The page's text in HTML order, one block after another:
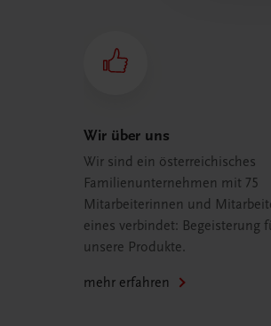
Wir über uns
Wir sind ein österreichisches
Familienunternehmen mit 75
Mitarbeiterinnen und
eines verbindet: Begeisterung
unsere Produkte.
mehr erfahren